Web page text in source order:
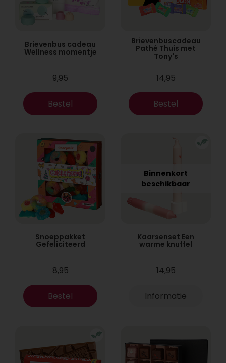
Brievenbus cadeau
Wellness momentje
9,95
Bestel
Brievenbuscadeau
Pathé Thuis met
Tony's
14,95
Bestel
Snoeppakket
Gefeliciteerd
8,95
Bestel
Binnenkort
beschikbaar
Kaarsenset Een
warme knuffel
14,95
Informatie